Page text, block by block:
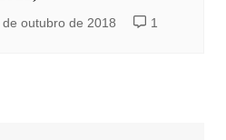
de outubro de 2018 1